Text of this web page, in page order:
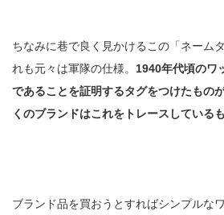
ちなみに巷で良く見かけるこの「ネーム
れも元々は軍隊の仕様。 1940年代頃のワ
であることを証明するタグをつけたもの
くのブランドはこれをトレースしている
ブランド品を買おうとすればシンプルな